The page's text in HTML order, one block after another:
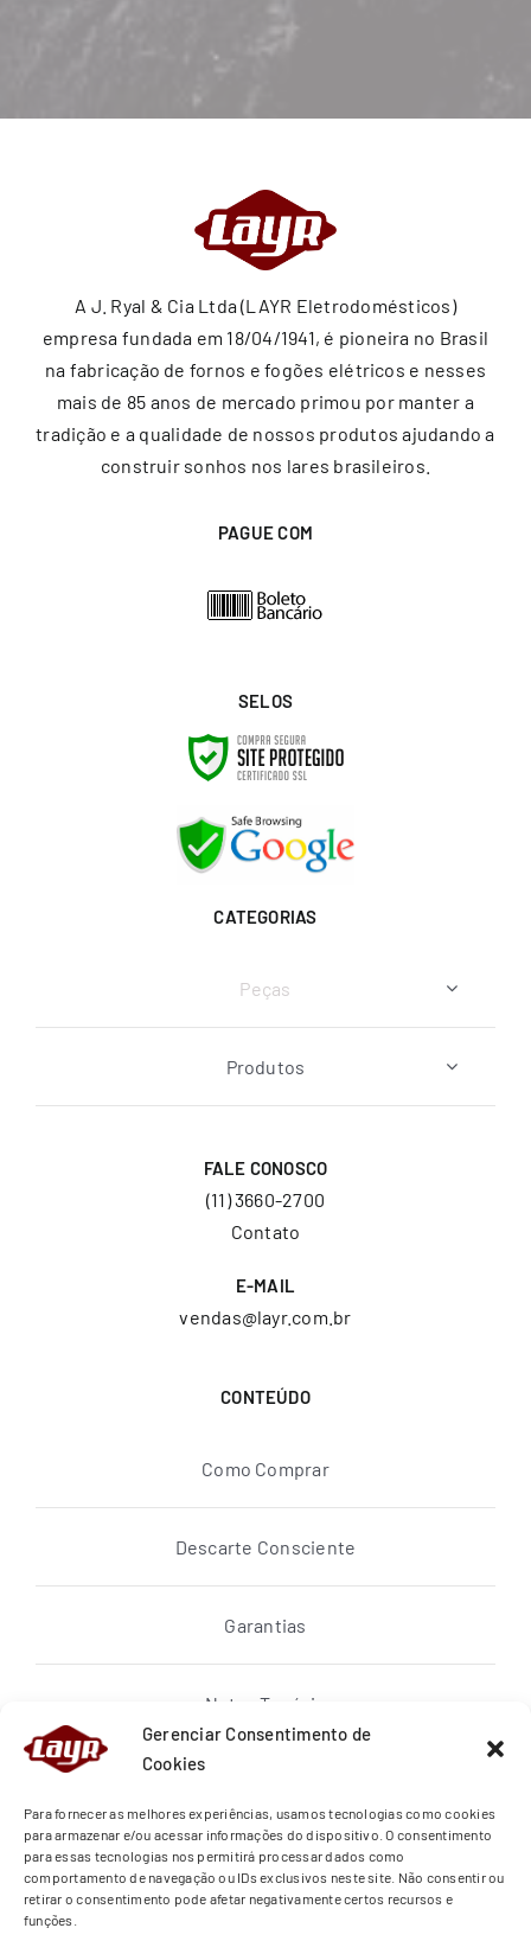
Gerenciar Consentimento de
Cookies
Para fornecer as melhores experiências, usamos tecnologias como cookies
para armazenar e/ou acessar informações do dispositivo. O consentimento
para essas tecnologias nos permitirá processar dados como
comportamento de navegação ou IDs exclusivos neste site. Não consentir ou
retirar o consentimento pode afetar negativamente certos recursos e
funções.
A J. Ryal & Cia Ltda (LAYR Eletrodomésticos)
empresa fundada em 18/04/1941, é pioneira no Brasil
na fabricação de fornos e fogões elétricos e nesses
mais de 85 anos de mercado primou por manter a
tradição e a qualidade de nossos produtos ajudando a
construir sonhos nos lares brasileiros.
PAGUE COM
SELOS
CATEGORIAS
Peças
Produtos
FALE CONOSCO
(11) 3660-2700
Contato
E-MAIL
vendas@layr.com.br
CONTEÚDO
Como Comprar
Descarte Consciente
Garantias
Notas Topázio
Quem Somos